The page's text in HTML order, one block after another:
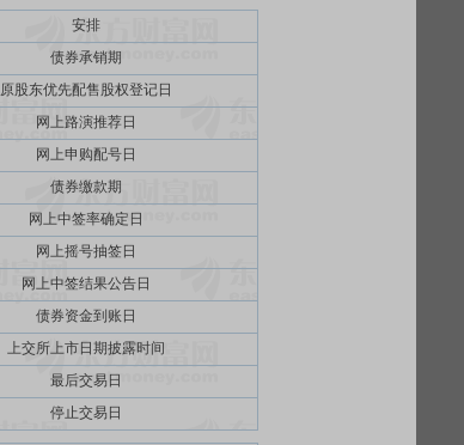
安排
债券承销期
原股东优先配售股权登记日
网上路演推荐日
网上申购配号日
债券缴款期
网上中签率确定日
网上摇号抽签日
网上中签结果公告日
债券资金到账日
上交所上市日期披露时间
最后交易日
停止交易日